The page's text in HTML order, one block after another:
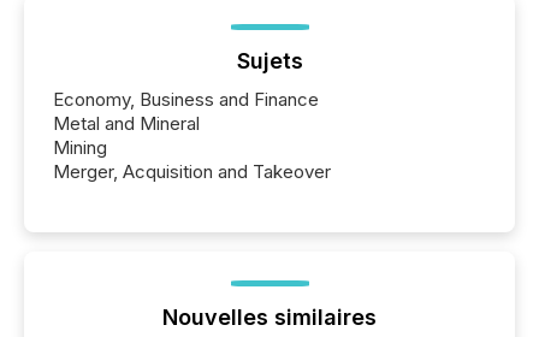
Sujets
Economy, Business and Finance
Metal and Mineral
Mining
Merger, Acquisition and Takeover
Nouvelles similaires